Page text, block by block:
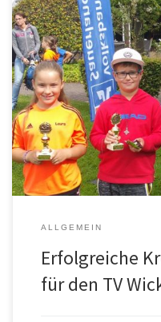
Vom 02.09. -03.09. wurde
und Green Cup (U10)
erfolgreich, konnten doch
genommen werden. Rüzgar
Cup bis ins Finale und
geschlagen geben und […]
ALLGEMEIN
Erfolgreiche
für den TV